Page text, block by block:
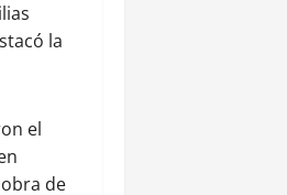
la
el
de